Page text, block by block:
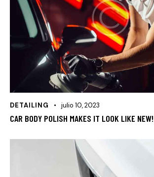
DETAILING julio 10, 2023
CAR BODY POLISH MAKES IT LOOK LIKE NEW!